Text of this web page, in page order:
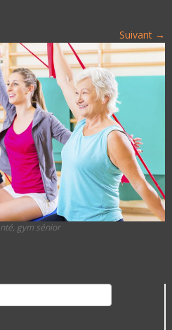
Suivant →
gym sénior